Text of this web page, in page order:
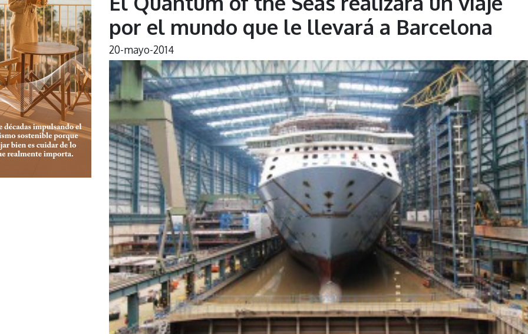
por el mundo que le llevará a Barcelona
20-mayo-2014